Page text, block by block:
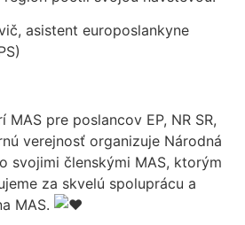
asistent europoslankyne
pre poslancov EP, NR SR,
verejnosť organizuje Národná
svojimi členskými MAS, ktorým
za skvelú spoluprácu a
MAS.